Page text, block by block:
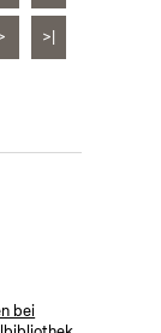
>|
bei